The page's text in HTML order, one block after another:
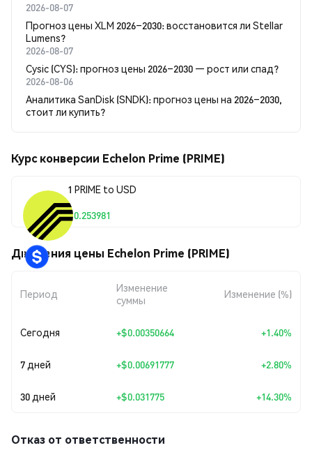
2026-08-07
Прогноз цены XLM 2026–2030: восстановится ли Stellar
Lumens?
2026-08-07
Cysic (CYS): прогноз цены 2026–2030 — рост или спад?
2026-08-06
Аналитика SanDisk (SNDK): прогноз цены на 2026–2030,
стоит ли купить?
Курс конверсии Echelon Prime (PRIME)
1 PRIME to USD
$0.253981
Движения цены Echelon Prime (PRIME)
Период
Изменение
суммы
Изменение (%)
Сегодня +$0.00350664 +1.40%
7 дней +$0.00691777 +2.80%
30 дней +$0.031775 +14.30%
Отказ от ответственности